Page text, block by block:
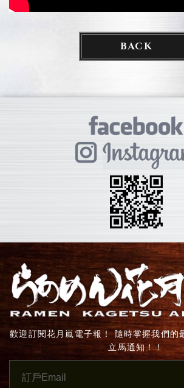
BACK
歡迎訂閱花月嵐電子報！ 隨時掌握我們的
立馬通知！！